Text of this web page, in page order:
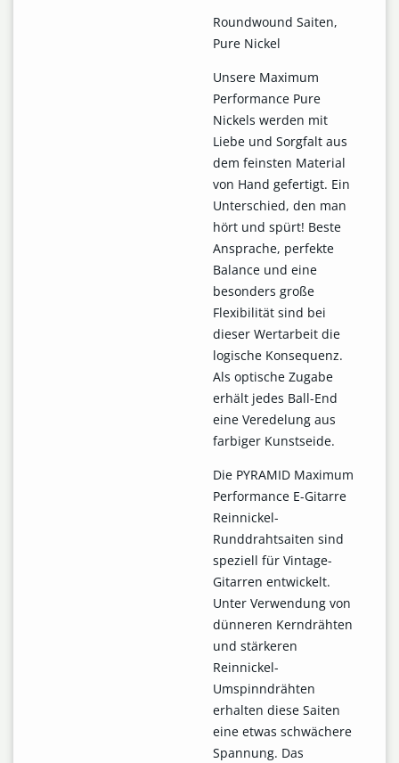
Roundwound Saiten,
Pure Nickel
Unsere Maximum
Performance Pure
Nickels werden mit
Liebe und Sorgfalt aus
dem feinsten Material
von Hand gefertigt. Ein
Unterschied, den man
hört und spürt! Beste
Ansprache, perfekte
Balance und eine
besonders große
Flexibilität sind bei
dieser Wertarbeit die
logische Konsequenz.
Als optische Zugabe
erhält jedes Ball-End
eine Veredelung aus
farbiger Kunstseide.
Die PYRAMID Maximum
Performance E-Gitarre
Reinnickel-
Runddrahtsaiten sind
speziell für Vintage-
Gitarren entwickelt.
Unter Verwendung von
dünneren Kerndrähten
und stärkeren
Reinnickel-
Umspinndrähten
erhalten diese Saiten
eine etwas schwächere
Spannung. Das